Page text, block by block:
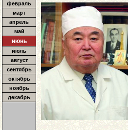
февраль
март
апрель
май
июнь
июль
август
сентябрь
октябрь
ноябрь
декабрь